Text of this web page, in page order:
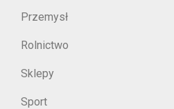
Przemysł
Rolnictwo
Sklepy
Sport